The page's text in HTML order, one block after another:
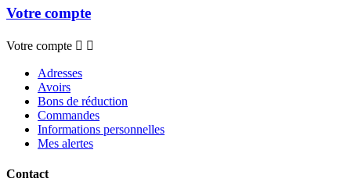
Votre compte
Votre compte  
Adresses
Avoirs
Bons de réduction
Commandes
Informations personnelles
Mes alertes
Contact